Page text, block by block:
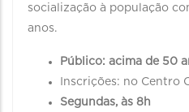
socialização à população
anos.
Público: acima de 50
Inscrições: no Centro
Segundas, às 8h